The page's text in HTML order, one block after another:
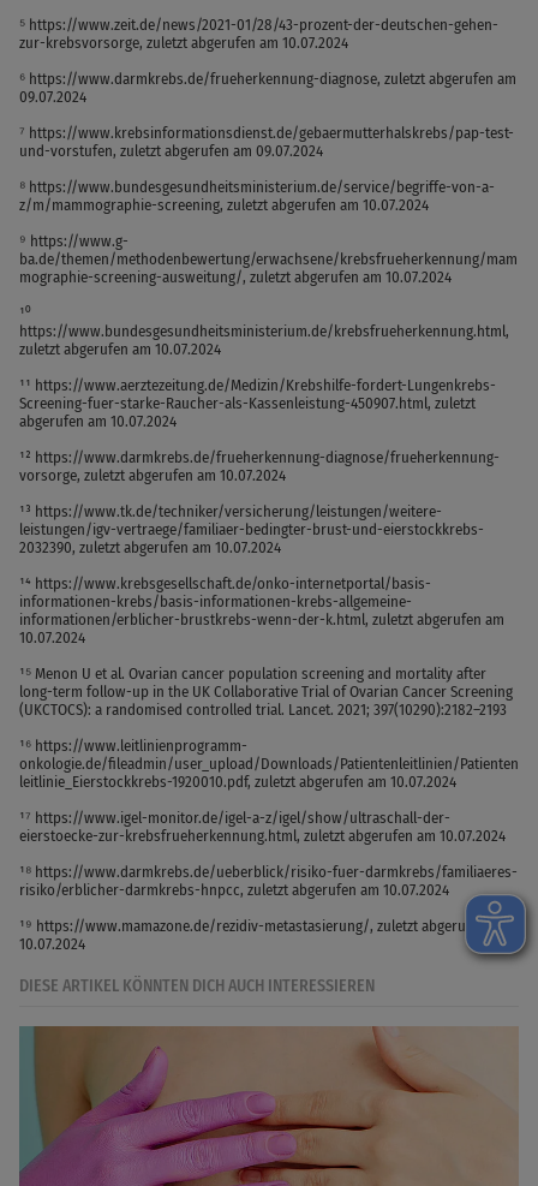
⁵ https://www.zeit.de/news/2021-01/28/43-prozent-der-deutschen-gehen-
zur-krebsvorsorge, zuletzt abgerufen am 10.07.2024
⁶ https://www.darmkrebs.de/frueherkennung-diagnose, zuletzt abgerufen am
09.07.2024
⁷ https://www.krebsinformationsdienst.de/gebaermutterhalskrebs/pap-test-
und-vorstufen, zuletzt abgerufen am 09.07.2024
⁸ https://www.bundesgesundheitsministerium.de/service/begriffe-von-a-
z/m/mammographie-screening, zuletzt abgerufen am 10.07.2024
⁹ https://www.g-
ba.de/themen/methodenbewertung/erwachsene/krebsfrueherkennung/mam
mographie-screening-ausweitung/, zuletzt abgerufen am 10.07.2024
¹⁰
https://www.bundesgesundheitsministerium.de/krebsfrueherkennung.html,
zuletzt abgerufen am 10.07.2024
¹¹ https://www.aerztezeitung.de/Medizin/Krebshilfe-fordert-Lungenkrebs-
Screening-fuer-starke-Raucher-als-Kassenleistung-450907.html, zuletzt
abgerufen am 10.07.2024
¹² https://www.darmkrebs.de/frueherkennung-diagnose/frueherkennung-
vorsorge, zuletzt abgerufen am 10.07.2024
¹³ https://www.tk.de/techniker/versicherung/leistungen/weitere-
leistungen/igv-vertraege/familiaer-bedingter-brust-und-eierstockkrebs-
2032390, zuletzt abgerufen am 10.07.2024
¹⁴ https://www.krebsgesellschaft.de/onko-internetportal/basis-
informationen-krebs/basis-informationen-krebs-allgemeine-
informationen/erblicher-brustkrebs-wenn-der-k.html, zuletzt abgerufen am
10.07.2024
¹⁵ Menon U et al. Ovarian cancer population screening and mortality after
long-term follow-up in the UK Collaborative Trial of Ovarian Cancer Screening
(UKCTOCS): a randomised controlled trial. Lancet. 2021; 397(10290):2182–2193
¹⁶ https://www.leitlinienprogramm-
onkologie.de/fileadmin/user_upload/Downloads/Patientenleitlinien/Patienten
leitlinie_Eierstockkrebs-1920010.pdf, zuletzt abgerufen am 10.07.2024
¹⁷ https://www.igel-monitor.de/igel-a-z/igel/show/ultraschall-der-
eierstoecke-zur-krebsfrueherkennung.html, zuletzt abgerufen am 10.07.2024
¹⁸ https://www.darmkrebs.de/ueberblick/risiko-fuer-darmkrebs/familiaeres-
risiko/erblicher-darmkrebs-hnpcc, zuletzt abgerufen am 10.07.2024
¹⁹ https://www.mamazone.de/rezidiv-metastasierung/, zuletzt abgerufen am
10.07.2024
DIESE ARTIKEL KÖNNTEN DICH AUCH INTERESSIEREN